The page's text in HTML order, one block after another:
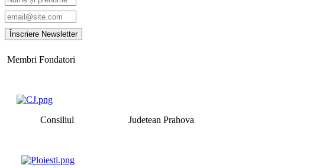
Membri Fondatori
Consiliul Judetean Prahova